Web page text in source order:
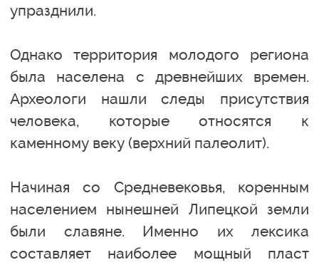
упразднили.
Однако территория молодого региона
была населена с древнейших времен.
Археологи нашли следы присутствия
человека, которые относятся к
каменному веку (верхний палеолит).
Начиная со Средневековья, коренным
населением нынешней Липецкой земли
были славяне. Именно их лексика
составляет наиболее мощный пласт